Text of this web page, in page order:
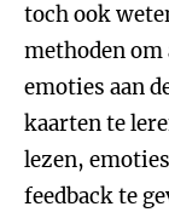
toch ook
methoden
emoties aan
kaarten te
lezen,
feedback te